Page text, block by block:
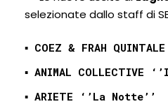
selezionate dallo staff di
▪️ COEZ & FRAH
▪️ ANIMAL COLLECTIVE
▪️ ARIETE ‘’La Notte’’